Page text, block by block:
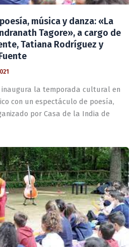
música y danza: «La
Tagore», a cargo de
Tatiana Rodríguez y
inaugura la temporada cultural en
con un espectáculo de poesía,
por Casa de la India de